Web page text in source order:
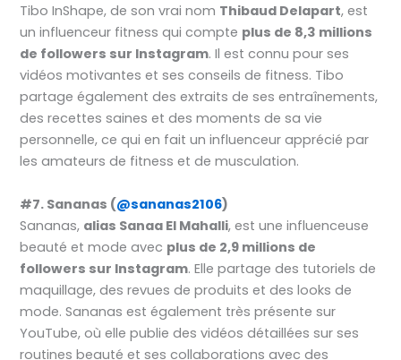
Tibo InShape, de son vrai nom Thibaud Delapart, est
un influenceur fitness qui compte plus de 8,3 millions
de followers sur Instagram. Il est connu pour ses
vidéos motivantes et ses conseils de fitness. Tibo
partage également des extraits de ses entraînements,
des recettes saines et des moments de sa vie
personnelle, ce qui en fait un influenceur apprécié par
les amateurs de fitness et de musculation.
#7. Sananas (@sananas2106)
Sananas, alias Sanaa El Mahalli, est une influenceuse
beauté et mode avec plus de 2,9 millions de
followers sur Instagram. Elle partage des tutoriels de
maquillage, des revues de produits et des looks de
mode. Sananas est également très présente sur
YouTube, où elle publie des vidéos détaillées sur ses
routines beauté et ses collaborations avec des